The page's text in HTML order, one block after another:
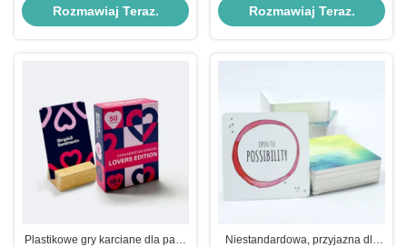
par Niejednoznaczne Rób lub
odważ się gra w CMYK
Rozmawiaj Teraz. Rozmawiaj Teraz.
Plastikowe gry karciane dla par z
Niestandardowa, przyjazna dla